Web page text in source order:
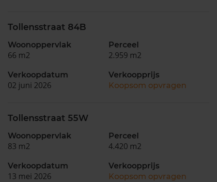
Tollensstraat 84B
Woonoppervlak
66 m2
Perceel
2.959 m2
Verkoopdatum
02 juni 2026
Verkoopprijs
Koopsom opvragen
Tollensstraat 55W
Woonoppervlak
83 m2
Perceel
4.420 m2
Verkoopdatum
13 mei 2026
Verkoopprijs
Koopsom opvragen